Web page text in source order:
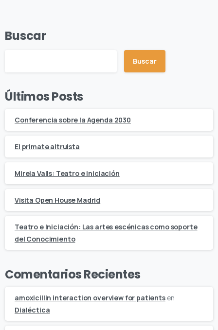
Buscar
Buscar
Últimos Posts
Conferencia sobre la Agenda 2030
El primate altruista
Mireia Valls: Teatro e iniciación
Visita Open House Madrid
Teatro e Iniciación: Las artes escénicas como soporte
del Conocimiento
Comentarios Recientes
amoxicillin interaction overview for patientsen
Dialéctica